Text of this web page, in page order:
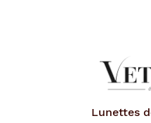
Lunettes